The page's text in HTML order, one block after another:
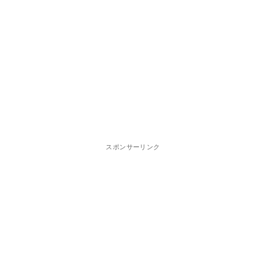
スポンサーリンク